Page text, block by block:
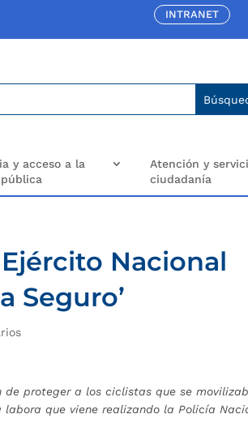
INTRANET
y acceso a la
Atención y
ciudadanía
Nacional
Seguro’
de proteger a los ciclistas que se
que viene realizando la Policía